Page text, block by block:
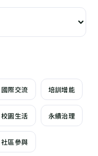
國際交流 培訓增能
校園生活 永續治理
社區參與